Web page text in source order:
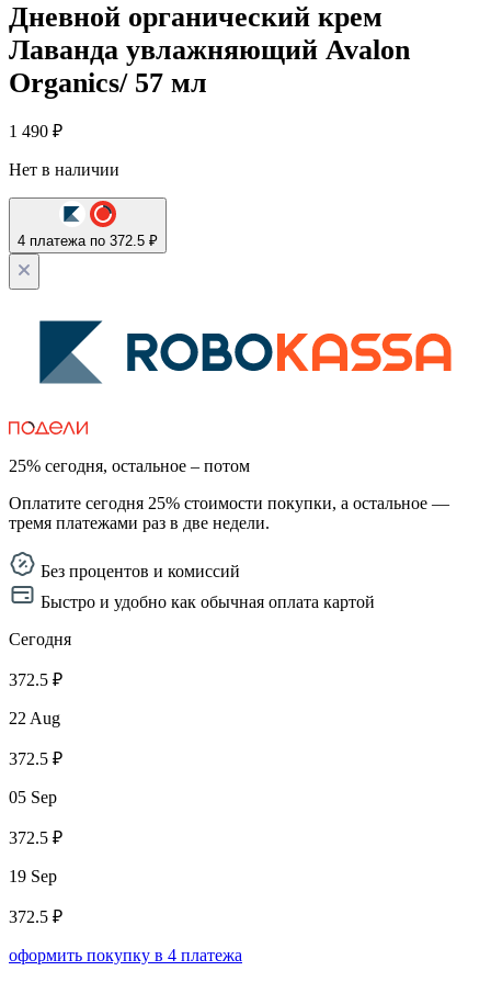
Дневной органический крем
Лаванда увлажняющий Avalon
Organics/ 57 мл
1 490 ₽
Нет в наличии
4 платежа по 372.5 ₽
25% сегодня, остальное – потом
Оплатите сегодня 25% стоимости покупки, а остальное —
тремя платежами раз в две недели.
Без процентов и комиссий
Быстро и удобно как обычная оплата картой
Сегодня
372.5 ₽
22 Aug
372.5 ₽
05 Sep
372.5 ₽
19 Sep
372.5 ₽
оформить покупку в 4 платежа